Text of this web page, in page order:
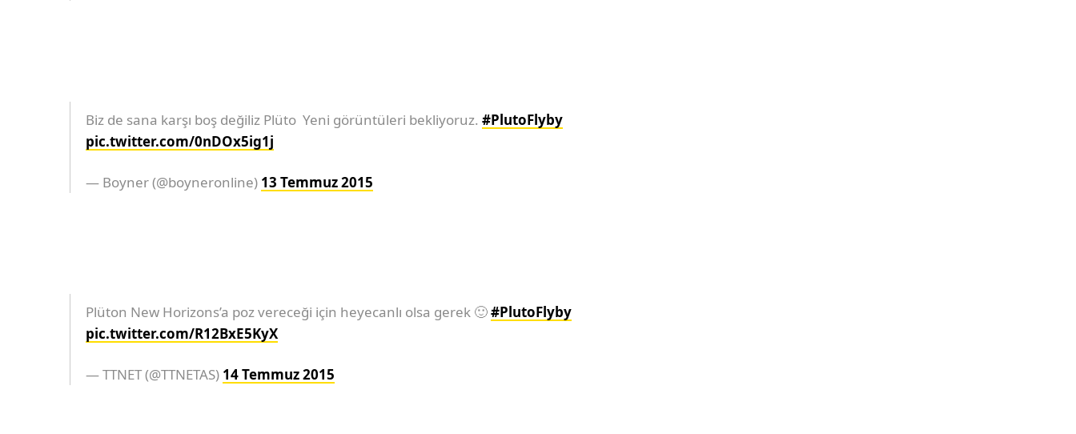
Biz de sana karşı boş değiliz Plüto ️ Yeni görüntüleri bekliyoruz.#PlutoFlyby
pic.twitter.com/0nDOx5ig1j
— Boyner (@boyneronline) 13 Temmuz 2015
Plüton New Horizons’a poz vereceği için heyecanlı olsa gerek 🙂#PlutoFlyby
pic.twitter.com/R12BxE5KyX
— TTNET (@TTNETAS) 14 Temmuz 2015